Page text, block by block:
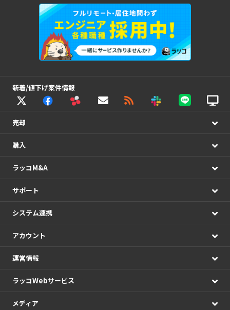
新着/値下げ案件情報
売却
購入
ラッコM&A
サポート
システム連携
アカウント
運営情報
ラッコWebサービス
メディア